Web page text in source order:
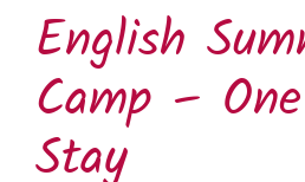
English
Camp –
Stay